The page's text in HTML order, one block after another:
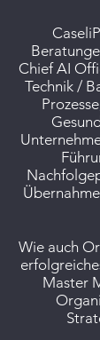
Chief AI
Technik /
Wie auch
Master